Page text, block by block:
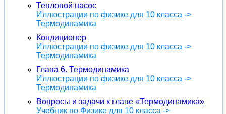
Тепловой насос
Иллюстрации по физике для 10 класса ->
Термодинамика
Кондиционер
Иллюстрации по физике для 10 класса ->
Термодинамика
Глава 6. Термодинамика
Иллюстрации по физике для 10 класса ->
Термодинамика
Вопросы и задачи к главе «Термодинамика»
Учебник по Физике для 10 класса ->